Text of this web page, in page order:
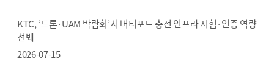
KTC, ‘드론·UAM 박람회’서 버티포트 충전 인프라 시험·인증 역량
선봬
2026-07-15